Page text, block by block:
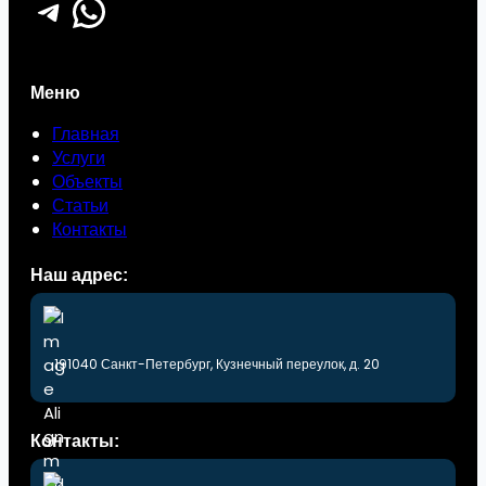
Меню
Главная
Услуги
Объекты
Статьи
Контакты
Наш адрес:
191040 Санкт-Петербург, Кузнечный переулок, д. 20
Контакты: